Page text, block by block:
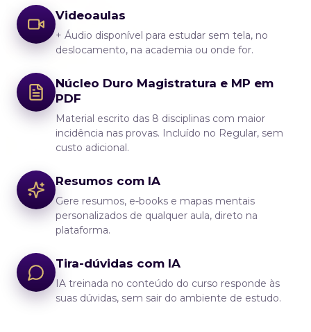
Videoaulas
+ Áudio disponível para estudar sem tela, no
deslocamento, na academia ou onde for.
Núcleo Duro Magistratura e MP em
PDF
Material escrito das 8 disciplinas com maior
incidência nas provas. Incluído no Regular, sem
custo adicional.
Resumos com IA
Gere resumos, e‑books e mapas mentais
personalizados de qualquer aula, direto na
plataforma.
Tira-dúvidas com IA
IA treinada no conteúdo do curso responde às
suas dúvidas, sem sair do ambiente de estudo.